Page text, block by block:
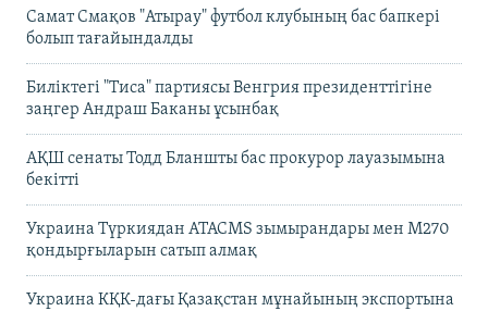
Самат Смақов "Атырау" футбол клубының бас бапкері
болып тағайындалды
Биліктегі "Тиса" партиясы Венгрия президенттігіне
заңгер Андраш Баканы ұсынбақ
АҚШ сенаты Тодд Бланшты бас прокурор лауазымына
бекітті
Украина Түркиядан ATACMS зымырандары мен M270
қондырғыларын сатып алмақ
Украина КҚК-дағы Қазақстан мұнайының экспортына